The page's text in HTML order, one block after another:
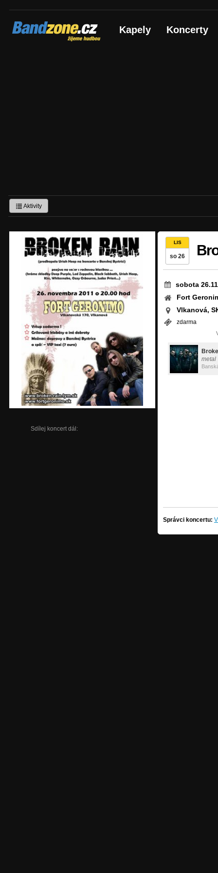
Bandzone.cz
žijeme hudbou Kapely Koncerty
Aktivity
Sdílej koncert dál:
LIS
so 26
sobota
Fort
Vlkanová,
zdarma
metal
Správci koncertu: